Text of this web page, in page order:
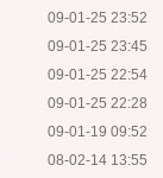
09-01-25 23:52
09-01-25 23:45
09-01-25 22:54
09-01-25 22:28
09-01-19 09:52
08-02-14 13:55